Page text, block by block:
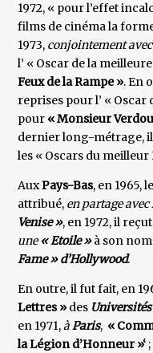
1972, « pour l’effet
films de cinéma la
1973, conjointement
l’ « Oscar de la
Feux de la Rampe ». En
reprises pour l’ «
pour « Monsieur
dernier long-métrage,
les « Oscars du
AuxPays-Bas, en 1965, le
attribué, en partage avec
Venise », en 1972, il reçut
une« Etoile »à son
Fame » d’Hollywood.
En outre, il fut fait, en
Lettres » des
en 1971,àParis, «
la Légion d’Honneur »‘